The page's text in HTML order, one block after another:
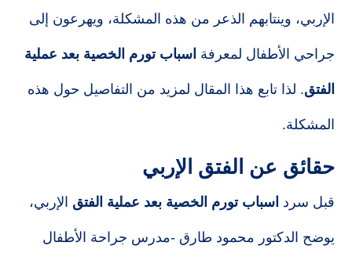
الإربي، وينتابهم الذعر من هذه المشكلة، ويهرعون إلى
جراحي الأطفال لمعرفة اسباب تورم الخصية بعد عملية
الفتق. لذا تابع هذا المقال لمزيد من التفاصيل حول هذه
المشكلة.
حقائق عن الفتق الإربي
قبل سرد اسباب تورم الخصية بعد عملية الفتق الإربي،
يوضح الدكتور محمود طارق -مدرس جراحة الأطفال